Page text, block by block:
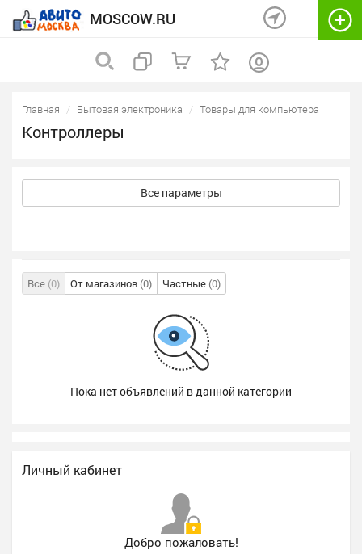
MOSCOW.RU
Главная Бытовая электроника Товары для компьютера
Контроллеры
Все параметры
Все (0) От магазинов (0) Частные (0)
Пока нет объявлений в данной категории
Личный кабинет
Добро пожаловать!